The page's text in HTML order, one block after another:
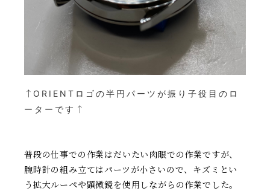
↑ ORIENTロゴの半円パーツが振り子役目のロ
ーターです ↑
普段の仕事での作業はだいたい肉眼での作業ですが、
腕時計の組み立てはパーツが小さいので、キズミとい
う拡大ルーペや顕微鏡を使用しながらの作業でした。